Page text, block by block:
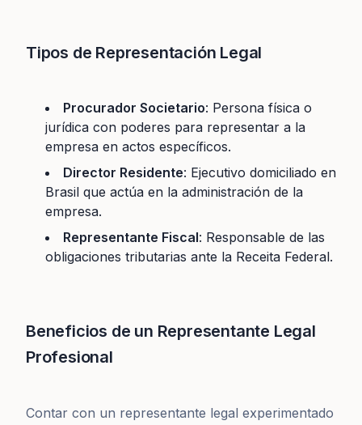
Tipos de Representación Legal
Procurador Societario: Persona física o
jurídica con poderes para representar a la
empresa en actos específicos.
Director Residente: Ejecutivo domiciliado en
Brasil que actúa en la administración de la
empresa.
Representante Fiscal: Responsable de las
obligaciones tributarias ante la Receita Federal.
Beneficios de un Representante Legal
Profesional
Contar con un representante legal experimentado